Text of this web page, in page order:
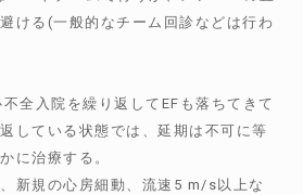
ける(一般的なチーム回診などは行わ
全入院を繰り返してEFも落ちてきて
している状態では、延期は不可に等
に治療する。
新規の心房細動、流速5 m/s以上な